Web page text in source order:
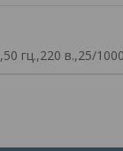
гц.,220 в.,25/